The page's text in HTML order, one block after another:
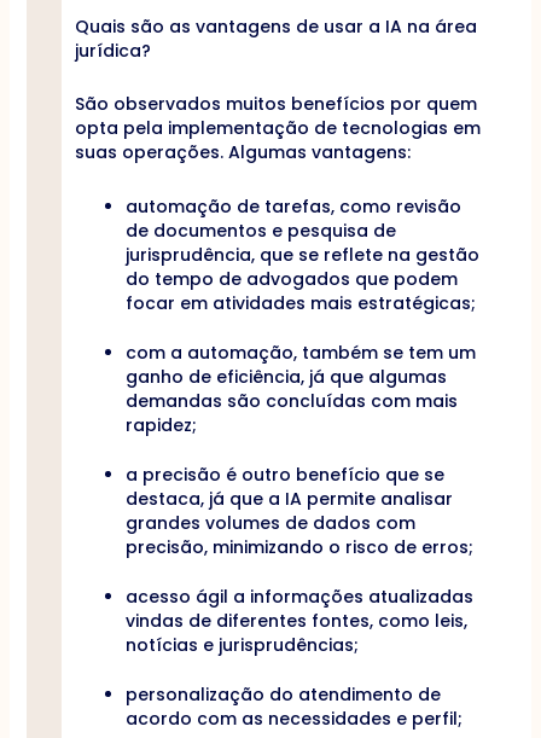
Quais são as vantagens de usar a IA na área
jurídica?
São observados muitos benefícios por quem
opta pela implementação de tecnologias em
suas operações. Algumas vantagens:
automação de tarefas, como revisão
de documentos e pesquisa de
jurisprudência, que se reflete na gestão
do tempo de advogados que podem
focar em atividades mais estratégicas;
com a automação, também se tem um
ganho de eficiência, já que algumas
demandas são concluídas com mais
rapidez;
a precisão é outro benefício que se
destaca, já que a IA permite analisar
grandes volumes de dados com
precisão, minimizando o risco de erros;
acesso ágil a informações atualizadas
vindas de diferentes fontes, como leis,
notícias e jurisprudências;
personalização do atendimento de
acordo com as necessidades e perfil;